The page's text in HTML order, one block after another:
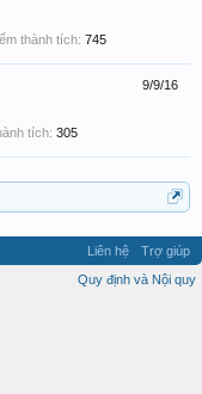
thành tích: 745
9/9/16
tích: 305
Liên hệ
Trợ giúp
Quy định và Nội quy